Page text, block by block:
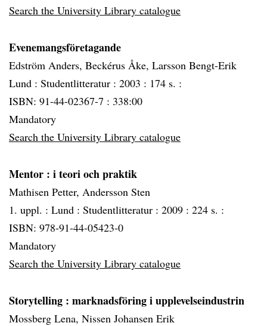
Search the University Library catalogue
Evenemangsföretagande
Edström Anders, Beckérus Åke, Larsson Bengt-Erik
Lund : Studentlitteratur : 2003 : 174 s. :
ISBN: 91-44-02367-7 : 338:00
Mandatory
Search the University Library catalogue
Mentor : i teori och praktik
Mathisen Petter, Andersson Sten
1. uppl. : Lund : Studentlitteratur : 2009 : 224 s. :
ISBN: 978-91-44-05423-0
Mandatory
Search the University Library catalogue
Storytelling : marknadsföring i upplevelseindustrin
Mossberg Lena, Nissen Johansen Erik